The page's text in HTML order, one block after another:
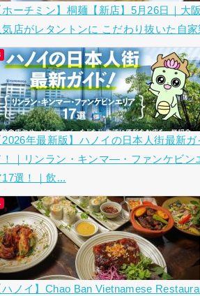
ホーチミン】桐麺【新店】5月26日｜大
気店がレタントンに こだわり抜いた自家
2026年最新版】ハノイの日本人街最新ガ
！｜リンラン・キンマ―・ファンケビン
17選！｜飲...
ハノイ】Chao Ban Vietnamese